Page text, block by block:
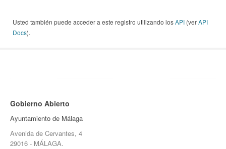
Usted también puede acceder a este registro utilizando losAPI (verAPI
Docs).
Gobierno Abierto
Ayuntamiento de Málaga
Avenida de Cervantes, 4
29016 - MÁLAGA.